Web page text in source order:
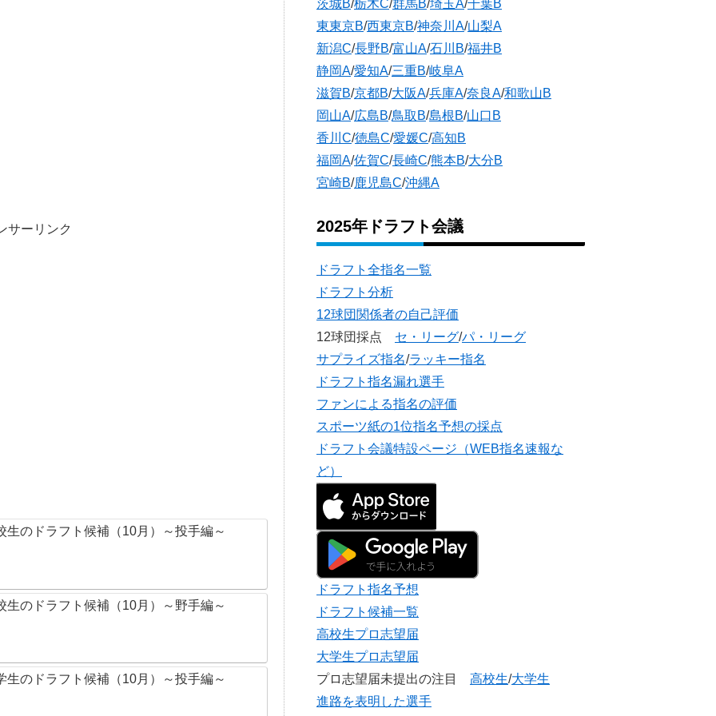
サーリンク
生のドラフト候補（10月）～投手編～
生のドラフト候補（10月）～野手編～
生のドラフト候補（10月）～投手編～
茨城B/栃木C/群馬B/埼玉A/千葉B
東東京B/西東京B/神奈川A/山梨A
新潟C/長野B/富山A/石川B/福井B
静岡A/愛知A/三重B/岐阜A
滋賀B/京都B/大阪A/兵庫A/奈良A/和歌山B
岡山A/広島B/鳥取B/島根B/山口B
香川C/徳島C/愛媛C/高知B
福岡A/佐賀C/長崎C/熊本B/大分B
宮崎B/鹿児島C/沖縄A
2025年ドラフト会議
ドラフト全指名一覧
ドラフト分析
12球団関係者の自己評価
12球団採点 セ・リーグ/パ・リーグ
サプライズ指名/ラッキー指名
ドラフト指名漏れ選手
ファンによる指名の評価
スポーツ紙の1位指名予想の採点
ドラフト会議特設ページ（WEB指名速報な
ど）
ドラフト指名予想
ドラフト候補一覧
高校生プロ志望届
大学生プロ志望届
プロ志望届未提出の注目 高校生/大学生
進路を表明した選手